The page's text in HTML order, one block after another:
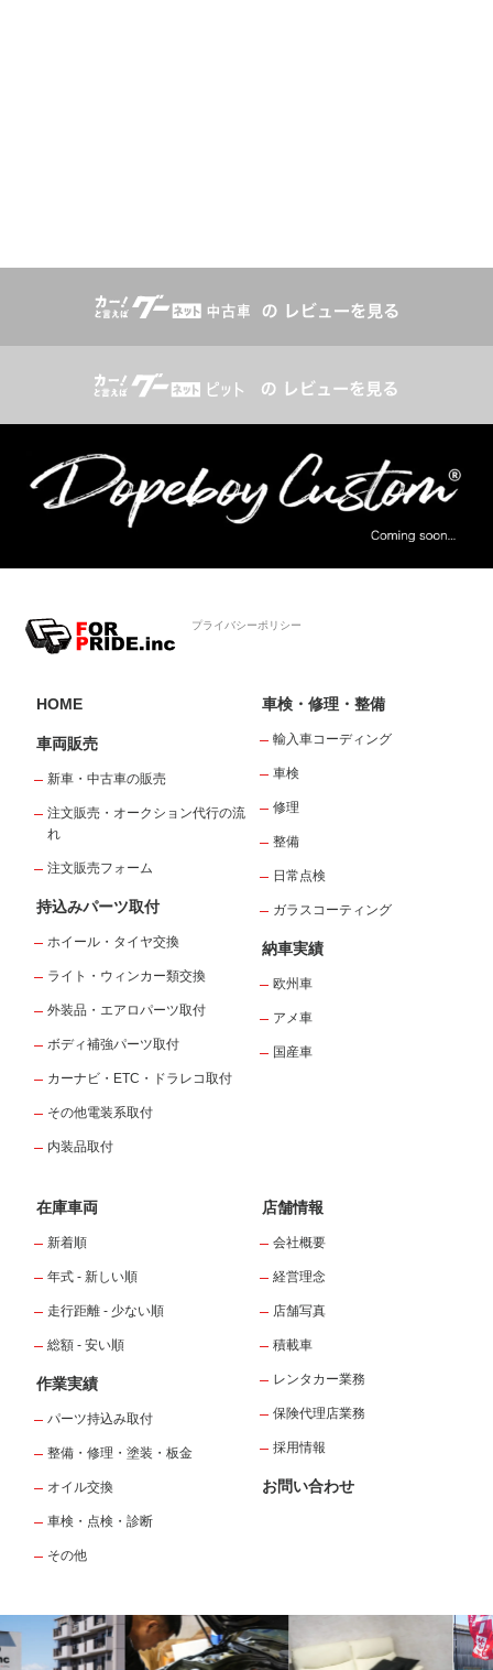
プライバシーポリシー
HOME
車両販売
新車・中古車の販売
注文販売・オークション代行の流
れ
注文販売フォーム
持込みパーツ取付
ホイール・タイヤ交換
ライト・ウィンカー類交換
外装品・エアロパーツ取付
ボディ補強パーツ取付
カーナビ・ETC・ドラレコ取付
その他電装系取付
内装品取付
車検・修理・整備
輸入車コーディング
車検
修理
整備
日常点検
ガラスコーティング
納車実績
欧州車
アメ車
国産車
在庫車両
新着順
年式 - 新しい順
走行距離 - 少ない順
総額 - 安い順
作業実績
パーツ持込み取付
整備・修理・塗装・板金
オイル交換
車検・点検・診断
その他
店舗情報
会社概要
経営理念
店舗写真
積載車
レンタカー業務
保険代理店業務
採用情報
お問い合わせ